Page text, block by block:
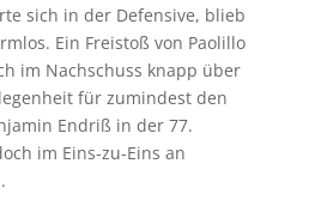
sich in der Defensive, blieb
Ein Freistoß von Paolillo
im Nachschuss knapp über
für zumindest den
Endriß in der 77.
im Eins-zu-Eins an